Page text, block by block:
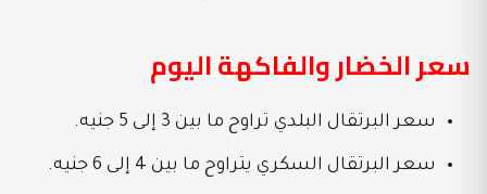
سعر الخضار والفاكهة اليوم
سعر البرتقال البلدي تراوح ما بين 3 إلى 5 جنيه.
سعر البرتقال السكري يتراوح ما بين 4 إلى 6 جنيه.